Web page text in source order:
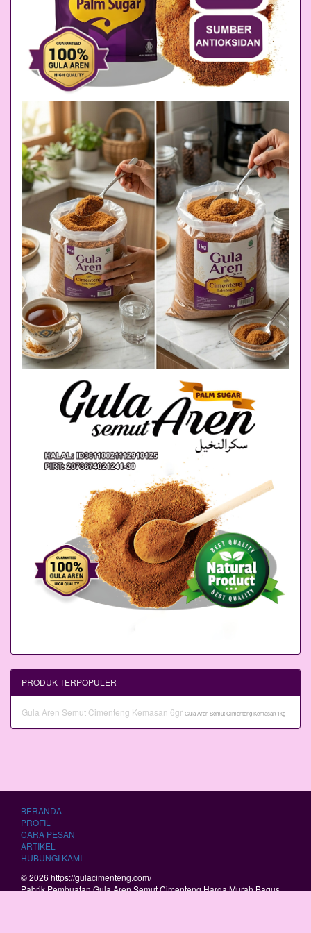
PRODUK TERPOPULER
Gula Aren Semut Cimenteng Kemasan 6gr Gula Aren Semut Cimenteng Kemasan 1kg
BERANDA
PROFIL
CARA PESAN
ARTIKEL
HUBUNGI KAMI
© 2026 https://gulacimenteng.com/
Pabrik Pembuatan Gula Aren Semut Cimenteng Harga Murah Bagus